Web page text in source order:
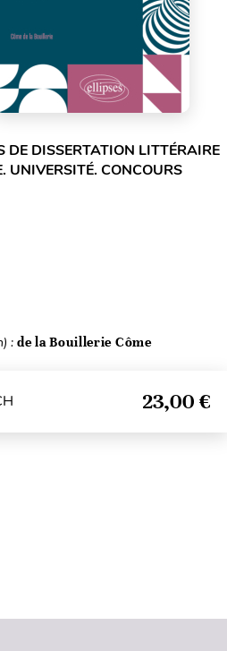
DE DISSERTATION LITTÉRAIRE
UNIVERSITÉ. CONCOURS
: de la Bouillerie Côme
23,00 €